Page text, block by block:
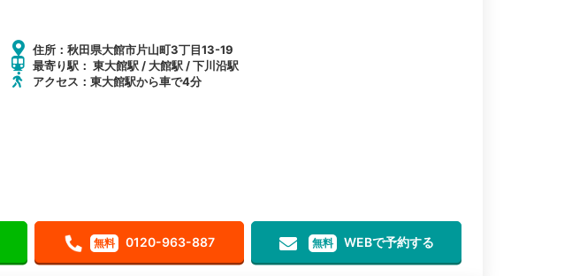
住所：秋田県大館市片山町3丁目13-19
最寄り駅： 東大館駅 / 大館駅 / 下川沿駅
アクセス：東大館駅から車で4分
無料 0120-963-887 無料 WEBで予約する